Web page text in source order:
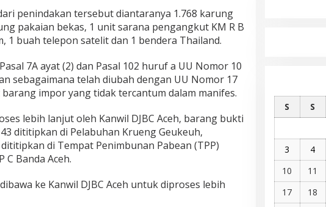
penindakan tersebut diantaranya 1.768 karung
pakaian bekas, 1 unit sarana pengangkut KM R B
1 buah telepon satelit dan 1 bendera Thailand.
7A ayat (2) dan Pasal 102 huruf a UU Nomor 10
sebagaimana telah diubah dengan UU Nomor 17
impor yang tidak tercantum dalam manifes.
lebih lanjut oleh Kanwil DJBC Aceh, barang bukti
dititipkan di Pelabuhan Krueng Geukeuh,
di Tempat Penimbunan Pabean (TPP)
C Banda Aceh.
ke Kanwil DJBC Aceh untuk diproses lebih
S
S
3
4
10
11
17
18